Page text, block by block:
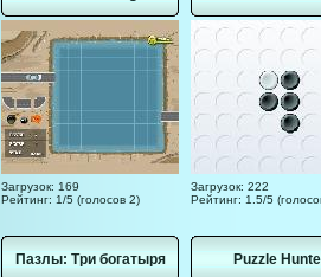
Загрузок: 169
Рейтинг: 1/5 (голосов 2)
Загрузок: 222
Рейтинг: 1.5/5
Пазлы: Три богатыря Puzzle